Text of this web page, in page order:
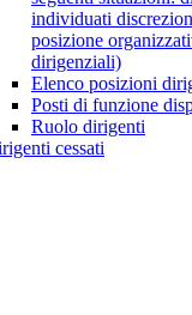
individuati
posizione
dirigenziali)
Elenco posizioni
Posti di funzione
Ruolo dirigenti
cessati